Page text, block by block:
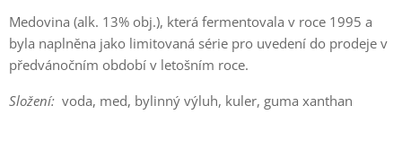
Medovina (alk. 13% obj.), která fermentovala v roce 1995 a
byla naplněna jako limitovaná série pro uvedení do prodeje v
předvánočním období v letošním roce.
Složení: voda, med, bylinný výluh, kuler, guma xanthan